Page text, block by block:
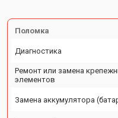
Поломка
Диагностика
Ремонт или замена
элементов
Замена аккумулятора